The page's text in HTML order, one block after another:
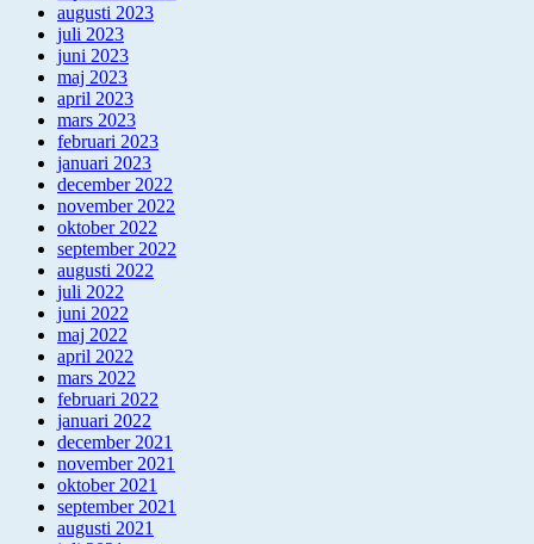
augusti 2023
juli 2023
juni 2023
maj 2023
april 2023
mars 2023
februari 2023
januari 2023
december 2022
november 2022
oktober 2022
september 2022
augusti 2022
juli 2022
juni 2022
maj 2022
april 2022
mars 2022
februari 2022
januari 2022
december 2021
november 2021
oktober 2021
september 2021
augusti 2021